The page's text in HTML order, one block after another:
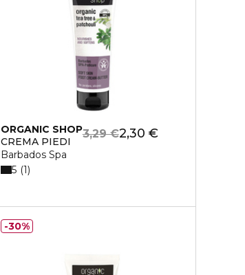
ORGANIC SHOP
CREMA PIEDI
Barbados Spa
2,30 €
3,29 €
5 1
30%